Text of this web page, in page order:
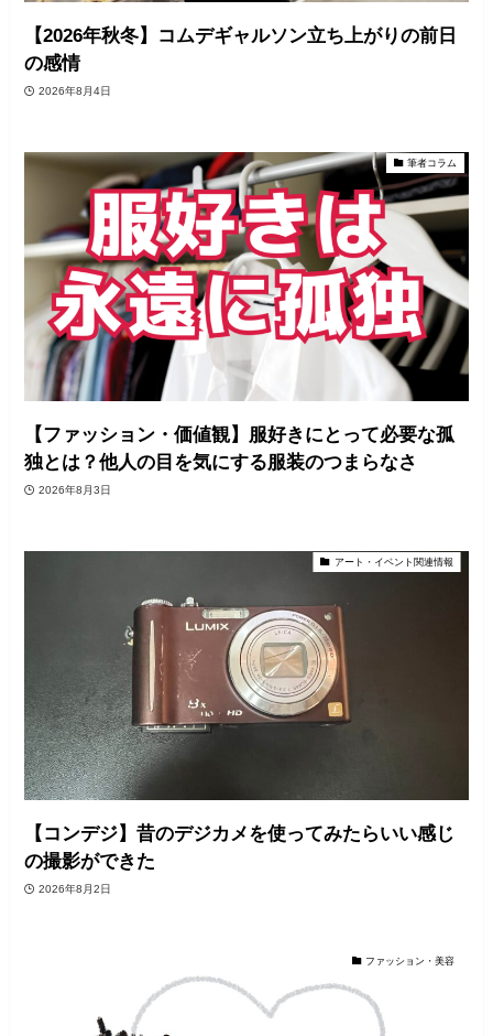
【2026年秋冬】コムデギャルソン立ち上がりの前日
の感情
2026年8月4日
筆者コラム
【ファッション・価値観】服好きにとって必要な孤
独とは？他人の目を気にする服装のつまらなさ
2026年8月3日
アート・イベント関連情報
【コンデジ】昔のデジカメを使ってみたらいい感じ
の撮影ができた
2026年8月2日
ファッション・美容